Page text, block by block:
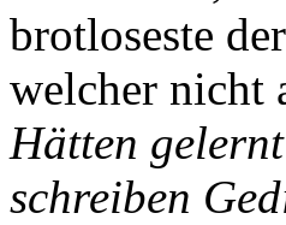
brotloseste
welcher nicht
Hätten
schreiben